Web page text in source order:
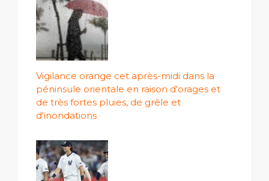
Vigilance orange cet après-midi dans la
péninsule orientale en raison d'orages et
de très fortes pluies, de grêle et
d'inondations